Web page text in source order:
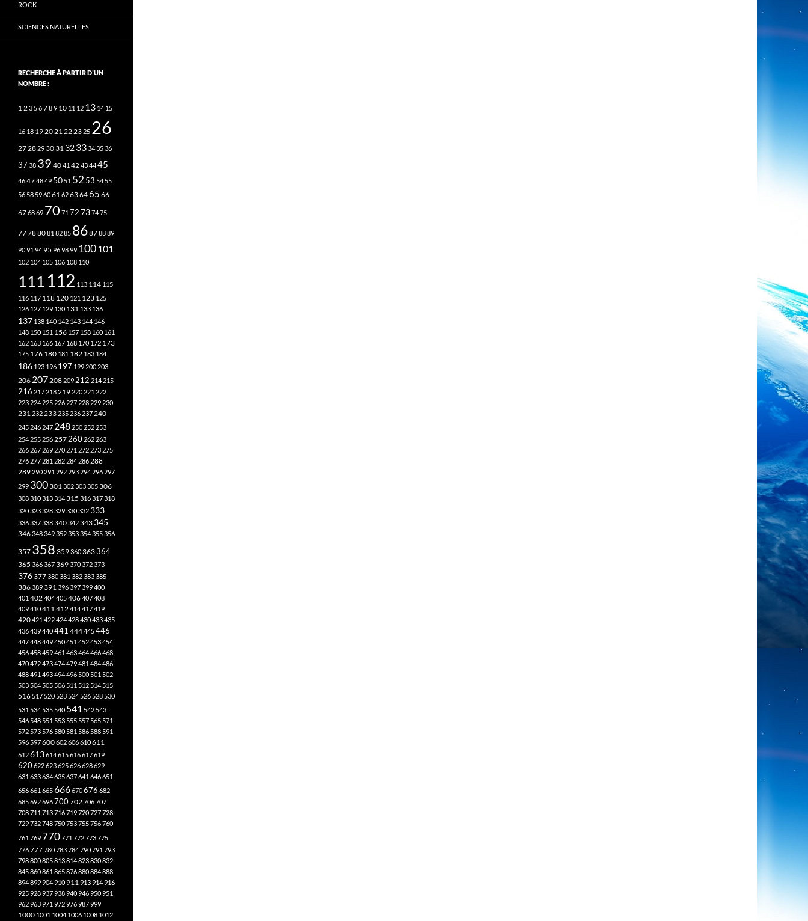
ROCK
SCIENCES NATURELLES
RECHERCHE À PARTIR D’UN
NOMBRE :
1 23 56789 10 11 12 13 14 15
16 18 1920212223 25 26
27 28 293031 3233343536
37 38 39 4041 42434445
46474849 50 51 52 53 54 55
56 58 596061 62636465 66
676869 70 71 72737475
77788081 8285 86878889
9091 94 95 969899 100101
102 104 105 106 108 110
111 112 113 114 115
116 117 118 120 121 123 125
126 127 129 130 131 133 136
137 138 140 142 143 144 146
148 150 151 156 157 158 160 161
162 163 166 167 168 170 172 173
175 176 180 181 182 183 184
186 193 196 197 199 200 203
206 207 208 209 212 214 215
216 217 218219 220 221 222
223 224 225 226 227 228 229 230
231 232 233 235 236 237240
245 246 247248 250 252 253
254 255 256257 260 262 263
266 267 269 270 271 272 273 275
276 277 281 282 284 286 288
289 290 291 292 293 294 296 297
299 300301302303305306
308310313314315 316317318
320323328329330332 333
336337338340342343 345
346348349352353354355356
357 358 359360363364
365 366367369370372373
376377380381 382383385
386389391396397399400
401 402404405406407408
409410411 412414417419
420421 422424428430433435
436439440441 444445446
447448449450451 452453454
456458459461 463464466468
470472473474479481 484486
488491 493494496 500 501 502
503 504 505 506 511 512 514 515
516 517 520 523 524 526 528 530
531 534 535 540 541 542 543
546 548 551 553 555 557 565 571
572 573 576 580 581 586 588 591
596 597600602606610611
612613614615616617619
620622623625626628629
631 633634635637641 646651
656661 665666670676 682
685692696700702706707
708711 713716719720727728
729732748750753755756760
761 769 770771 772773775
776777780783784790791 793
798800805813814823830832
845860861 865876880884888
894899904910 911 913914916
925928937938940946950951
962963971 972976987999
1000 1001 1004 1006 1008 1012